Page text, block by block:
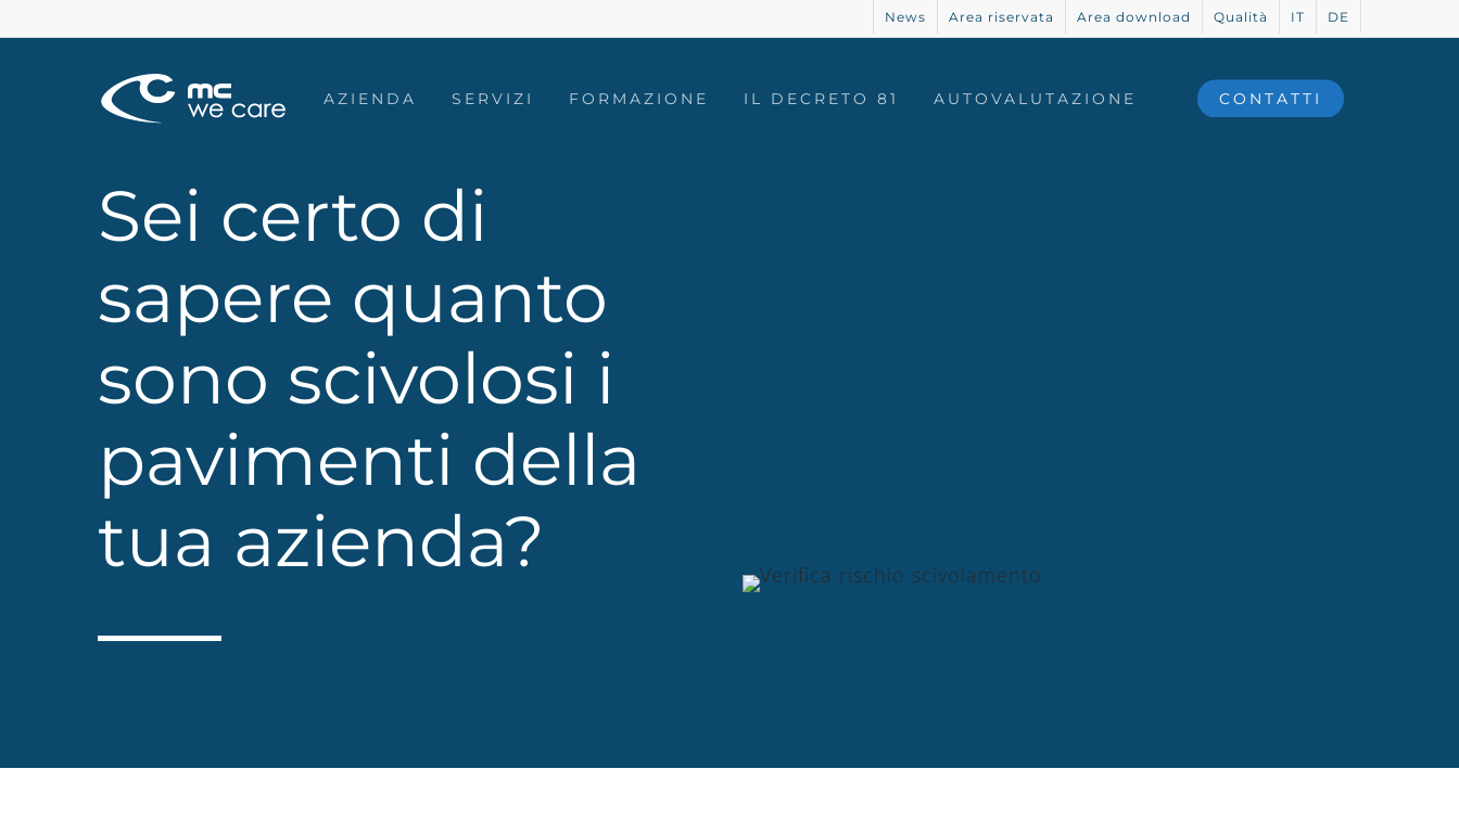
to
News Area riservata Area download Qualità IT DE
AZIENDA SERVIZI FORMAZIONE IL DECRETO 81 AUTOVALUTAZIONE CONTATTI
Sei certo di
sapere quanto
sono scivolosi i
pavimenti della
tua azienda?